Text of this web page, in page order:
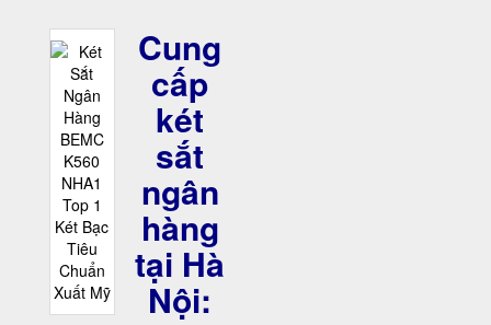
Cung
cấp
két
sắt
ngân
hàng
tại Hà
Nội: